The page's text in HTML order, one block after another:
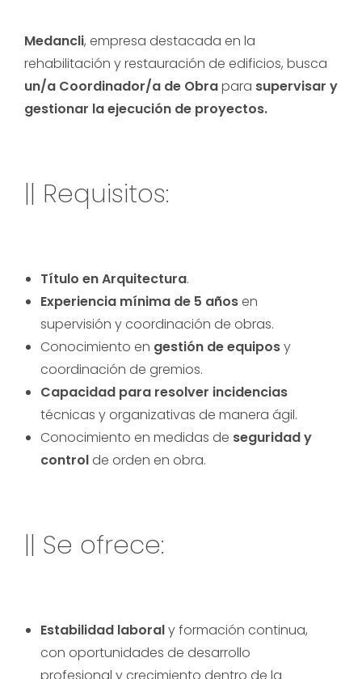
Medancli, empresa destacada en la
rehabilitación y restauración de edificios, busca
un/a Coordinador/a de Obrapara supervisar y
gestionar la ejecución de proyectos.
|| Requisitos:
Título en Arquitectura.
Experiencia mínima de 5 añosen
supervisión y coordinación de obras.
Conocimiento en gestión de equiposy
coordinación de gremios.
Capacidad para resolver incidencias
técnicas y organizativas de manera ágil.
Conocimiento en medidas de seguridad y
controlde orden en obra.
|| Se ofrece:
Estabilidad laboraly formación continua,
con oportunidades de desarrollo